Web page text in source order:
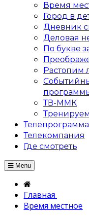
Время
Город в
Дневник
Деловая
По букве
Растопим
ТВ-ММК
Телепрограмма
Телекомпания
Где смотреть
Menu
Главная
Время местное